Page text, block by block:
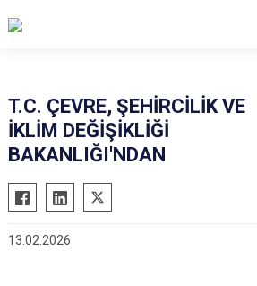
T.C. ÇEVRE, ŞEHİRCİLİK VE
İKLİM DEĞİŞİKLİĞİ
BAKANLIĞI'NDAN
13.02.2026